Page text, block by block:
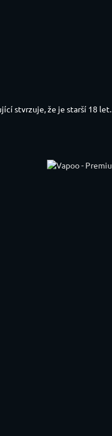
stvrzuje, že je starší 18 let.